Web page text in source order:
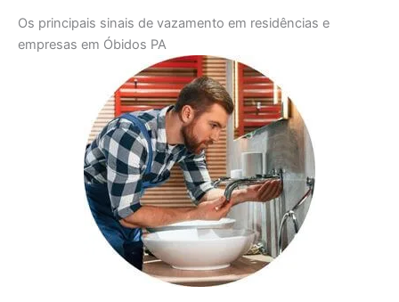
Os principais sinais de vazamento em residências e
empresas em Óbidos PA